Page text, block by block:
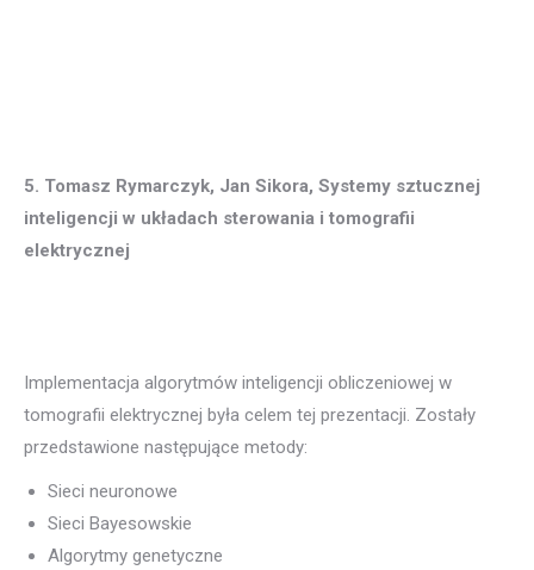
5. Tomasz Rymarczyk, Jan Sikora, Systemy sztucznej
inteligencji w układach sterowania i tomografii
Implementacja algorytmów inteligencji obliczeniowej w
tomografii elektrycznej była celem tej prezentacji. Zostały
Sieci neuronowe
Sieci Bayesowskie